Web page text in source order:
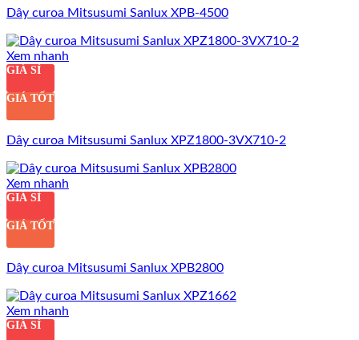
Dây curoa Mitsusumi Sanlux XPB-4500
Xem nhanh
GIÁ SỈ
GIÁ TỐT
Dây curoa Mitsusumi Sanlux XPZ1800-3VX710-2
Xem nhanh
GIÁ SỈ
GIÁ TỐT
Dây curoa Mitsusumi Sanlux XPB2800
Xem nhanh
GIÁ SỈ